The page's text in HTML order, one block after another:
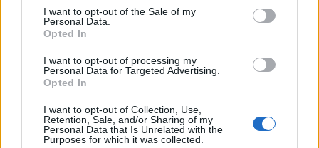
consent section.
I want to opt-out of the Sale of my
Personal Data.
Opted In
I want to opt-out of processing my
Personal Data for Targeted Advertising.
Opted In
I want to opt-out of Collection, Use,
Retention, Sale, and/or Sharing of my
Personal Data that Is Unrelated with the
Purposes for which it was collected.
«Το πάρτι τέλειωσε – Η Γαλλία ψήφισε κι ο Μακρόν
τιμωρήθηκε», αναφέρει ο
μεγάλη νικήτρια των βουλευτικών εκλογών την
ακροδεξιά Μαρίν Λεπέν.